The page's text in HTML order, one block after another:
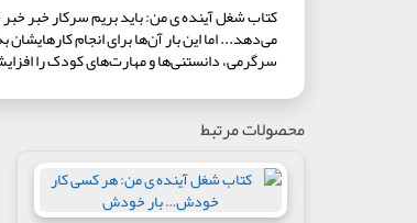
کتاب شغل آینده ی من: باید بریم سرکار خبر
می‌دهد... اما این بار آن‌ها برای انجام
سرگرمی، دانستنی‌ها و مهارت‌های کودک را
محصولات مرتبط